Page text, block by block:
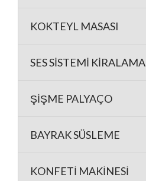
KOKTEYL MASASI
SES SİSTEMİ KİRALAMA
ŞİŞME PALYAÇO
BAYRAK SÜSLEME
KONFETİ MAKİNESİ